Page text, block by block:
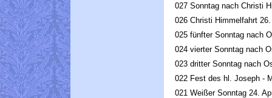
027 Sonntag nach Christi
026 Christi Himmelfahrt
025 fünfter Sonntag nach
024 vierter Sonntag nach
023 dritter Sonntag nach
022 Fest des hl. Joseph -
021 Weißer Sonntag 24.